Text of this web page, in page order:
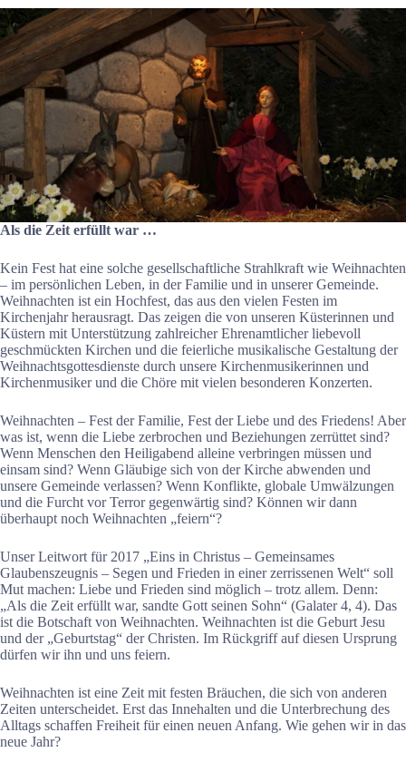
Als die Zeit erfüllt war …
Kein Fest hat eine solche gesellschaftliche Strahlkraft wie Weihnachten
– im persönlichen Leben, in der Familie und in unserer Gemeinde.
Weihnachten ist ein Hochfest, das aus den vielen Festen im
Kirchenjahr herausragt. Das zeigen die von unseren Küsterinnen und
Küstern mit Unterstützung zahlreicher Ehrenamtlicher liebevoll
geschmückten Kirchen und die feierliche musikalische Gestaltung der
Weihnachtsgottesdienste durch unsere Kirchenmusikerinnen und
Kirchenmusiker und die Chöre mit vielen besonderen Konzerten.
Weihnachten – Fest der Familie, Fest der Liebe und des Friedens! Aber
was ist, wenn die Liebe zerbrochen und Beziehungen zerrüttet sind?
Wenn Menschen den Heiligabend alleine verbringen müssen und
einsam sind? Wenn Gläubige sich von der Kirche abwenden und
unsere Gemeinde verlassen? Wenn Konflikte, globale Umwälzungen
und die Furcht vor Terror gegenwärtig sind? Können wir dann
überhaupt noch Weihnachten „feiern“?
Unser Leitwort für 2017 „Eins in Christus – Gemeinsames
Glaubenszeugnis – Segen und Frieden in einer zerrissenen Welt“ soll
Mut machen: Liebe und Frieden sind möglich – trotz allem. Denn:
„Als die Zeit erfüllt war, sandte Gott seinen Sohn“ (Galater 4, 4). Das
ist die Botschaft von Weihnachten. Weihnachten ist die Geburt Jesu
und der „Geburtstag“ der Christen. Im Rückgriff auf diesen Ursprung
dürfen wir ihn und uns feiern.
Weihnachten ist eine Zeit mit festen Bräuchen, die sich von anderen
Zeiten unterscheidet. Erst das Innehalten und die Unterbrechung des
Alltags schaffen Freiheit für einen neuen Anfang. Wie gehen wir in das
neue Jahr?